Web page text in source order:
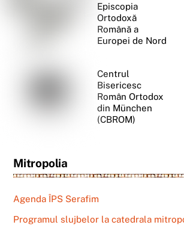
Episcopia
Ortodoxă
Română a
Europei de Nord
Centrul
Bisericesc
Român Ortodox
din München
(CBROM)
Mitropolia
Agenda ÎPS Serafim
Programul slujbelor la catedrala